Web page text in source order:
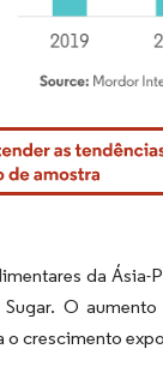
requer atribuição
da
Sugar. O
crescimento